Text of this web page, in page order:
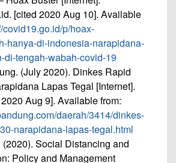
[cited 2020 Aug 10]. Available
covid19.go.id/p/hoax-
hanya-di-indonesia-narapidana-
di-tengah-wabah-covid-19
(July 2020). Dinkes Rapid
Lapas Tegal [Internet].
Aug 9]. Available from:
daerah/3414/dinkes-
narapidana-lapas-tegal.html
(2020). Social Distancing and
Policy and Management